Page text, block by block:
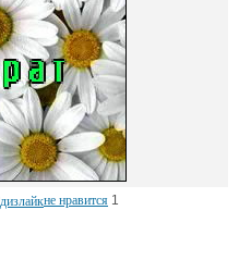
не нравится 1